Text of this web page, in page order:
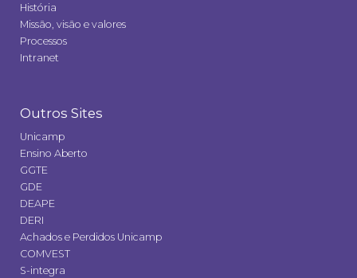
História
Missão, visão e valores
Processos
Intranet
Outros Sites
Unicamp
Ensino Aberto
GGTE
GDE
DEAPE
DERI
Achados e Perdidos Unicamp
COMVEST
S-integra